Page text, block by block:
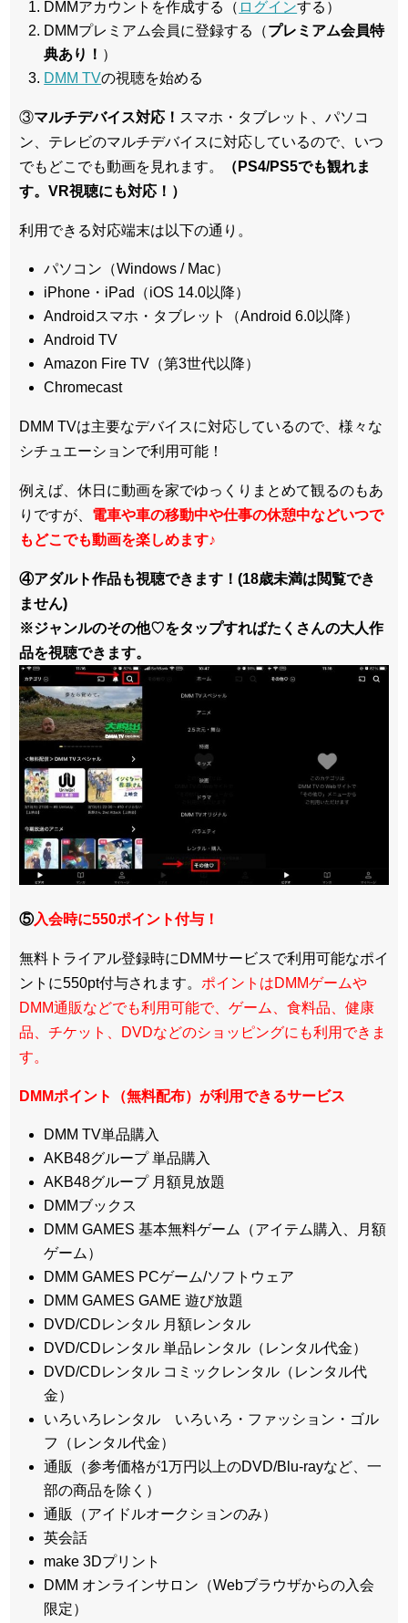
DMMアカウントを作成する（ ログインする）
DMMプレミアム会員に登録する（プレミアム会員特
典あり！ ）
DMM TVの視聴を始める
③マルチデバイス対応！ スマホ・タブレット、パソコ
ン、テレビのマルチデバイスに対応しているので、いつ
でもどこでも動画を見れます。
（PS4/PS5でも観れま
す。VR視聴にも対応！）
利用できる対応端末は以下の通り。
パソコン（Windows / Mac）
iPhone・iPad（iOS 14.0以降）
Androidスマホ・タブレット（Android 6.0以降）
Android TV
Amazon Fire TV（第3世代以降）
Chromecast
DMM TVは主要なデバイスに対応しているので、 様々な
シチュエーションで利用可能！
例えば、休日に動画を家でゆっくりまとめて観るのもあ
りですが、 電車や車の移動中や仕事の休憩中などいつで
もどこでも動画を楽しめます♪
④アダルト作品も視聴できます！(18歳未満は閲覧でき
ません)
※ジャンルのその他♡をタップすればたくさんの大人作
品を視聴できます。
⑤入会時に550ポイント付与！
無料トライアル登録時にDMMサービスで利用可能なポイ
ントに550pt付与されます。 ポイントはDMMゲームや
DMM通販などでも利用可能で、ゲーム、食料品、健康
品、チケット、DVDなどのショッピングにも利用できま
す。
DMMポイント（無料配布）が利用できるサービス
DMM TV単品購入
AKB48グループ 単品購入
AKB48グループ 月額見放題
DMMブックス
DMM GAMES 基本無料ゲーム（アイテム購入、月額
ゲーム）
DMM GAMES PCゲーム/ソフトウェア
DMM GAMES GAME 遊び放題
DVD/CDレンタル 月額レンタル
DVD/CDレンタル 単品レンタル（レンタル代金）
DVD/CDレンタル コミックレンタル（レンタル代
金）
いろいろレンタル いろいろ・ファッション・ゴル
フ（レンタル代金）
通販（参考価格が1万円以上のDVD/Blu-rayなど、一
部の商品を除く）
通販（アイドルオークションのみ）
英会話
make 3Dプリント
DMM オンラインサロン（Webブラウザからの入会
限定）